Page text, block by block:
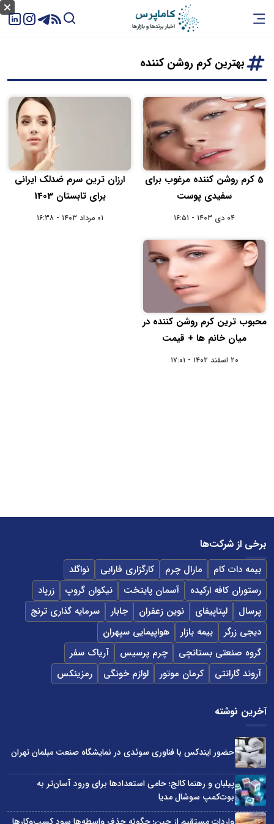
بهترین کرم روشن کننده
5 کرم روشن کننده مرغوب‌ برای
سفیدی پوست
۰۴ دی ۱۴۰۳ - ۱۶:۵۱
ارزان ترین سرم ضدلک ایرانی
برای تابستان 1403
۰۱ مرداد ۱۴۰۳ - ۱۶:۳۸
محبوب ترین کرم روشن کننده در
میان خانم ها + قیمت
۲۰ اسفند ۱۴۰۲ - ۱۷:۰۱
برخی از شرکت‌ها
بیمه دات کام مارال چرم کارگزاری فارابی
نواگلد
رستوران کافه ارکیده
آسمان پایتخت نیکوان گروپ
زرپاد
پرسال
لپتاپیفای نوین زعفران جابار
سرمایه گذاری ترنج
دیجی زرگر
بیمه بازار
هواپیمایی سپهران
گروه صنعتی بستانچی
چرم پرسیس
آریاک سفر
آروند گارانتی
کرمان موتور لوازم خونگی رمزینکس
آخرین نوشته
حضور ایندکس با فناوری سوئدی در نمایشگاه صنعت مبلمان تهران
پیلبان و رهنما کالج؛ حامی استعدادها برای ورود آسان‌تر به
بوت‌کمپ سوشال مدیا
واردات مستقیم از چین؛ چگونه حذف واسطه‌ها سود کسب‌وکارها